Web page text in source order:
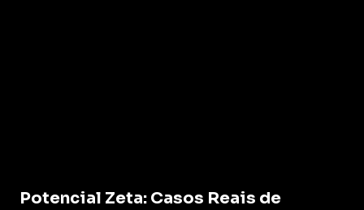
Potencial Zeta: Casos Reais de